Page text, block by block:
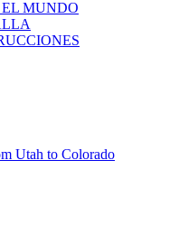
MUNDO
Utah to Colorado